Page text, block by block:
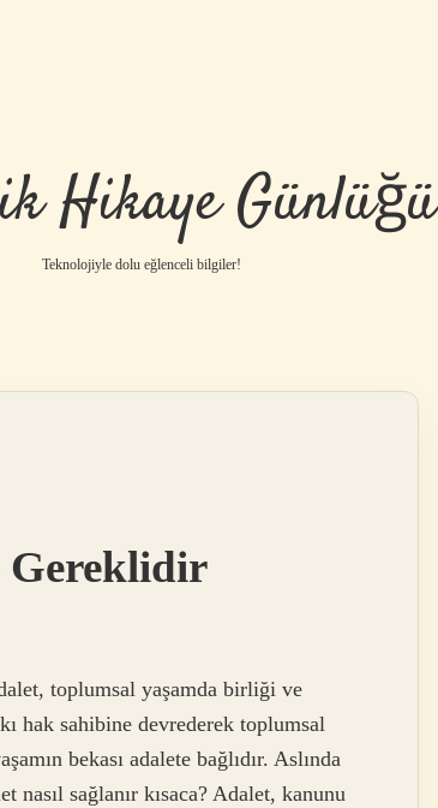
Hikaye Günlüğü
Teknolojiyle dolu eğlenceli bilgiler!
Gereklidir
toplumsal yaşamda birliği ve
hak sahibine devrederek toplumsal
bekası adalete bağlıdır. Aslında
sağlanır kısaca? Adalet, kanunu